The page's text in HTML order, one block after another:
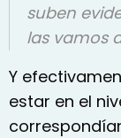
suben
las vamos
Y
estar en el